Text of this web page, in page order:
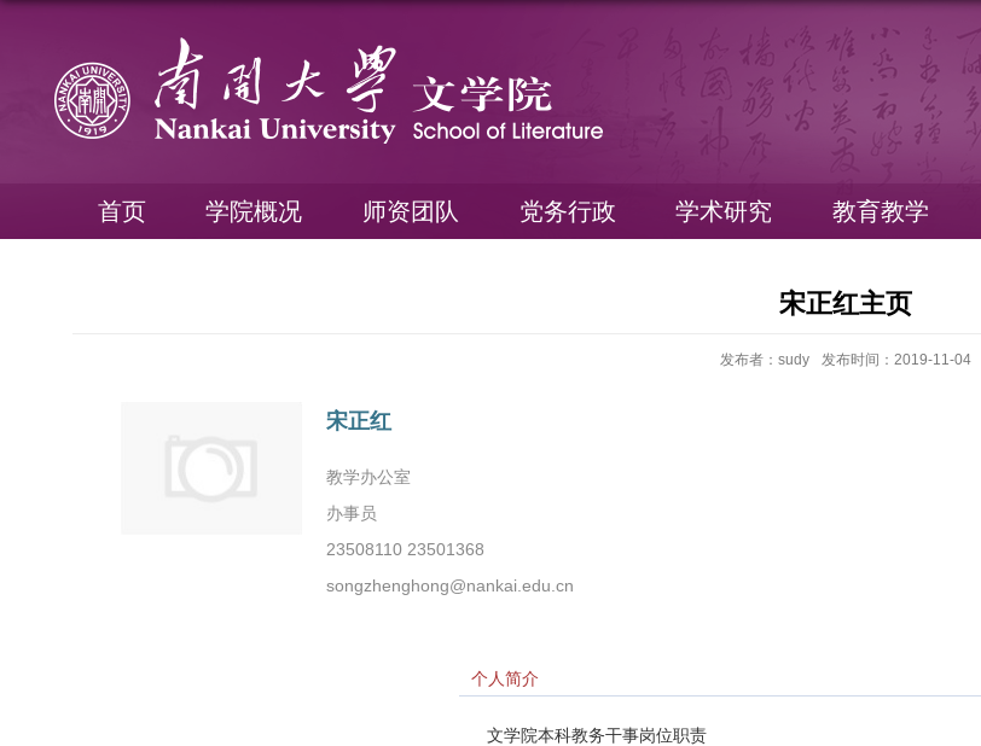
首页 学院概况 师资团队 党务行政 学术研究 教育教学
宋正红主页
发布者：sudy 发布时间：2019-11-04
宋正红
教学办公室
办事员
23508110 23501368
songzhenghong@nankai.edu.cn
个人简介
文学院本科教务干事岗位职责